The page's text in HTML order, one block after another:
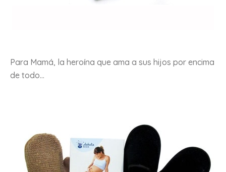
Para Mamá, la heroína que ama a sus hijos por encima
de todo…